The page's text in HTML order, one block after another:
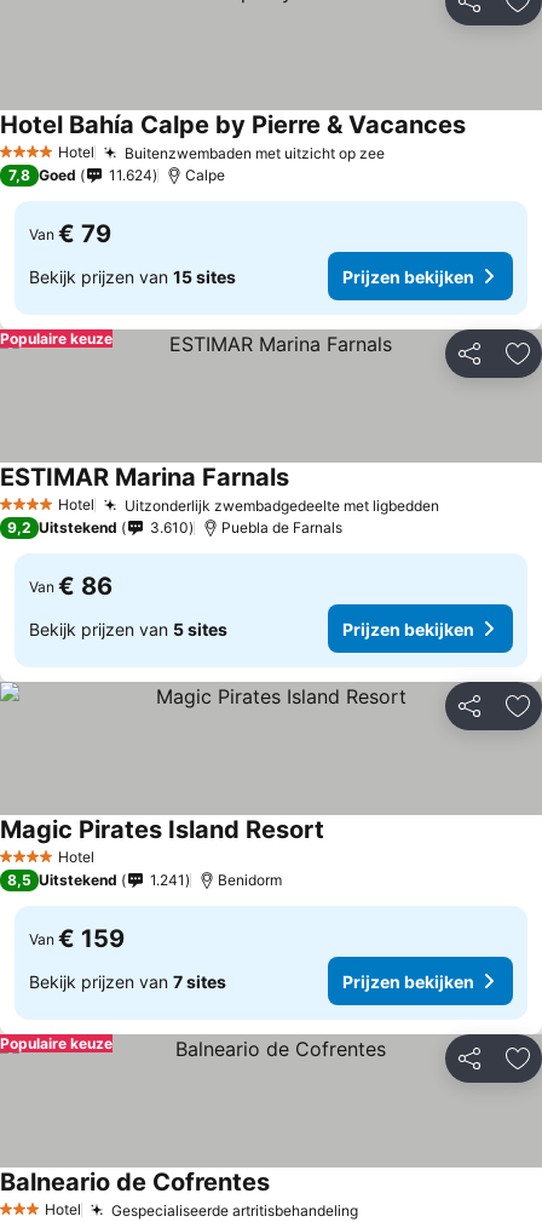
Delen
4 SterrenHotel Buitenzwembaden met uitzicht op zee
Hotel Bahía Calpe by Pierre & Vacances
7,8 Goed 11.624 Calpe
Van € 79
Bekijk prijzen van 15 sites Prijzen bekijken
Delen
Populaire keuze
4 SterrenHotel Uitzonderlijk zwembadgedeelte met ligbedden
ESTIMAR Marina Farnals
9,2 Uitstekend 3.610 Puebla de Farnals
Van € 86
Bekijk prijzen van 5 sites Prijzen bekijken
Delen
4 SterrenHotel
Magic Pirates Island Resort
8,5 Uitstekend 1.241 Benidorm
Van € 159
Bekijk prijzen van 7 sites Prijzen bekijken
Delen
Populaire keuze
3 SterrenHotel Gespecialiseerde artritisbehandeling
Balneario de Cofrentes